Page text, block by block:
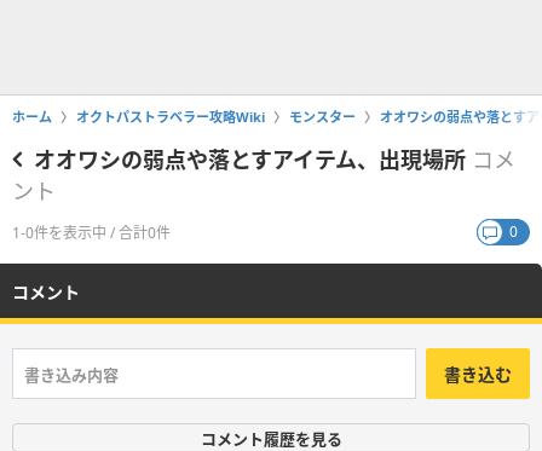
ホーム オクトパストラベラー攻略Wiki モンスター オオワシの弱点や落とす
オオワシの弱点や落とすアイテム、出現場所 コメ
ント
1-0件を表示中 / 合計0件 0
コメント
書き込む
コメント履歴を見る